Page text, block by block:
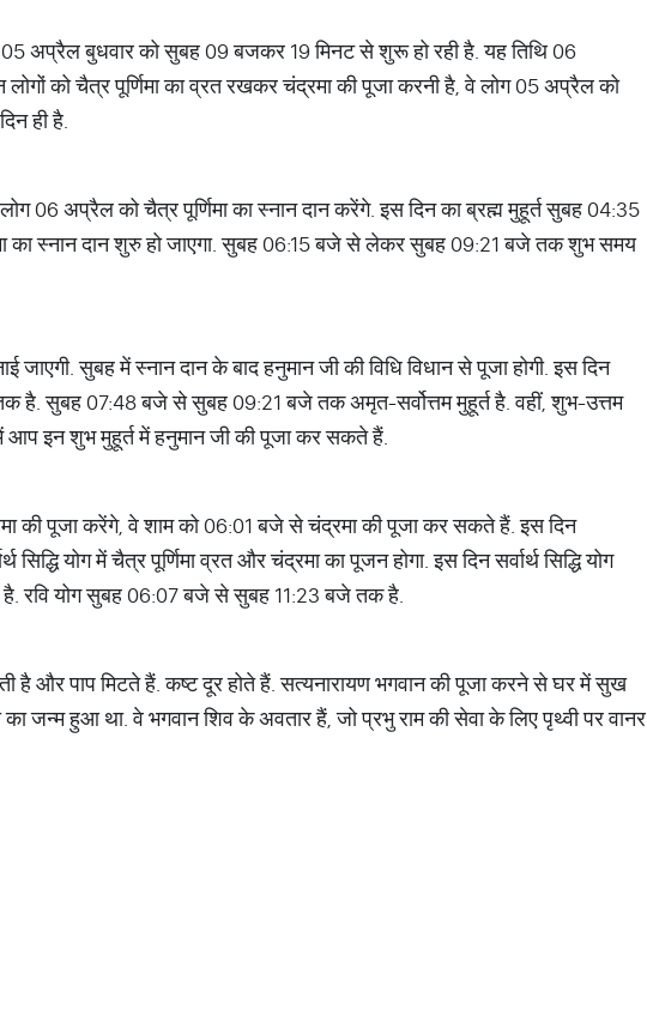
05 अप्रैल बुधवार को सुबह 09 बजकर 19 मिनट से शुरू हो रही है. यह तिथि 06
को चैत्र पूर्णिमा का व्रत रखकर चंद्रमा की पूजा करनी है, वे लोग 05 अप्रैल को
ही है.
06 अप्रैल को चैत्र पूर्णिमा का स्नान दान करेंगे. इस दिन का ब्रह्म मुहूर्त सुबह 04:35
का स्नान दान शुरु हो जाएगा. सुबह 06:15 बजे से लेकर सुबह 09:21 बजे तक शुभ समय
सुबह में स्नान दान के बाद हनुमान जी की विधि विधान से पूजा होगी. इस दिन
है. सुबह 07:48 बजे से सुबह 09:21 बजे तक अमृत-सर्वोत्तम मुहूर्त है. वहीं, शुभ-उत्तम
इन शुभ मुहूर्त में हनुमान जी की पूजा कर सकते हैं.
की पूजा करेंगे, वे शाम को 06:01 बजे से चंद्रमा की पूजा कर सकते हैं. इस दिन
योग में चैत्र पूर्णिमा व्रत और चंद्रमा का पूजन होगा. इस दिन सर्वार्थ सिद्धि योग
रवि योग सुबह 06:07 बजे से सुबह 11:23 बजे तक है.
है और पाप मिटते हैं. कष्ट दूर होते हैं. सत्यनारायण भगवान की पूजा करने से घर में सुख
का जन्म हुआ था. वे भगवान शिव के अवतार हैं, जो प्रभु राम की सेवा के लिए पृथ्वी पर वानर